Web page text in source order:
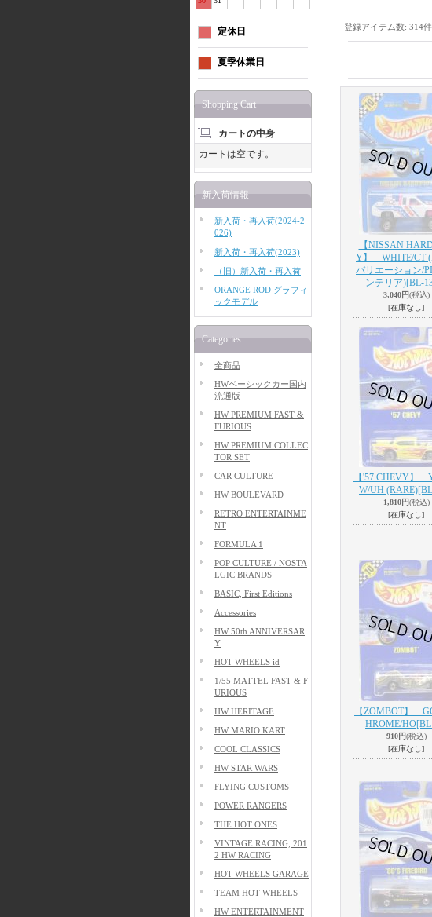
定休日
夏季休業日
Shopping Cart
カートの中身
カートは空です。
新入荷情報
新入荷・再入荷(2024-2
026)
新入荷・再入荷(2023)
（旧）新入荷・再入荷
ORANGE ROD グラフィ
ックモデル
Categories
全商品
HWベーシックカー国内
流通版
HW PREMIUM FAST &
FURIOUS
HW PREMIUM COLLEC
TOR SET
CAR CULTURE
HW BOULEVARD
RETRO ENTERTAINME
NT
FORMULA 1
POP CULTURE / NOSTA
LGIC BRANDS
BASIC, First Editions
Accessories
HW 50th ANNIVERSAR
Y
HOT WHEELS id
1/55 MATTEL FAST & F
URIOUS
HW HERITAGE
HW MARIO KART
COOL CLASSICS
HW STAR WARS
FLYING CUSTOMS
POWER RANGERS
THE HOT ONES
VINTAGE RACING, 201
2 HW RACING
HOT WHEELS GARAGE
TEAM HOT WHEELS
HW ENTERTAINMENT
登録アイテム数: 314件
【NISSAN
Y】 WHITE/CT
バリエーション/
ンテリア)[BL-
3,040円(税込)
[在庫なし]
【'57 CHEVY】
W/UH (RARE)
1,810円(税込)
[在庫なし]
【ZOMBOT】
HROME/HO
910円(税込)
[在庫なし]